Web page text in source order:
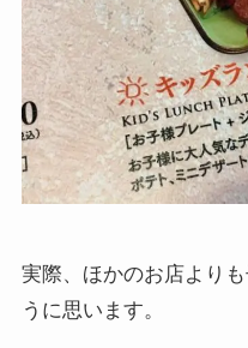
実際、ほかのお店より
うに思います。